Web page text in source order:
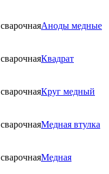
Аноды медные
Квадрат
Круг медный
Медная втулка
Медная